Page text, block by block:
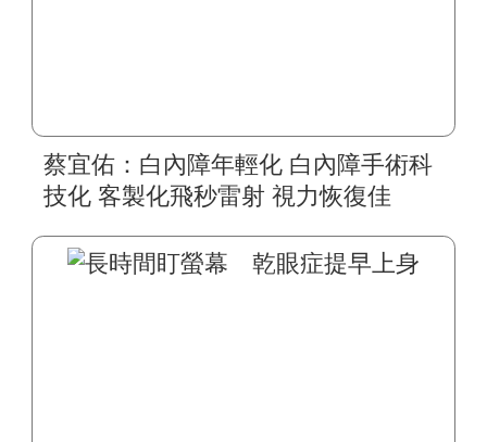
蔡宜佑：白內障年輕化 白內障手術科
技化 客製化飛秒雷射 視力恢復佳